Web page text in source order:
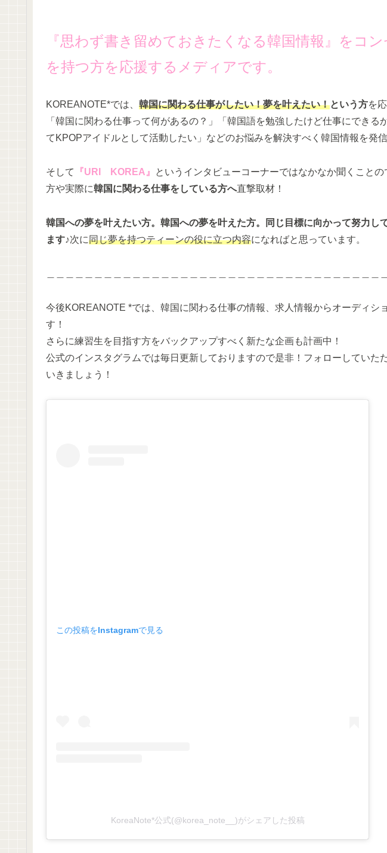
『思わず書き留めておきたくなる韓国情報』をコ
を持つ方を応援するメディアです。
KOREANOTE*では、 韓国に関わる仕事がしたい！夢を叶えたい！という方を応
「韓国に関わる仕事って何があるの？」「韓国語を勉強したけど仕事にできる
てKPOPアイドルとして活動したい」などのお悩みを解決すべく韓国情報を発信
そして 『URI KOREA』 というインタビューコーナーではなかなか聞くことの
方や実際に韓国に関わる仕事をしている方へ直撃取材！
韓国への夢を叶えたい方。韓国への夢を叶えた方。同じ目標に向かって努力し
ます♪次に同じ夢を持つティーンの役に立つ内容になればと思っています。
今後KOREANOTE *では、韓国に関わる仕事の情報、求人情報からオーディシ
す！
さらに練習生を目指す方をバックアップすべく新たな企画も計画中！
公式のインスタグラムでは毎日更新しておりますので是非！フォローしていた
いきましょう！
この投稿をInstagramで見る
KoreaNote*公式(@korea_note__)がシェアした投稿